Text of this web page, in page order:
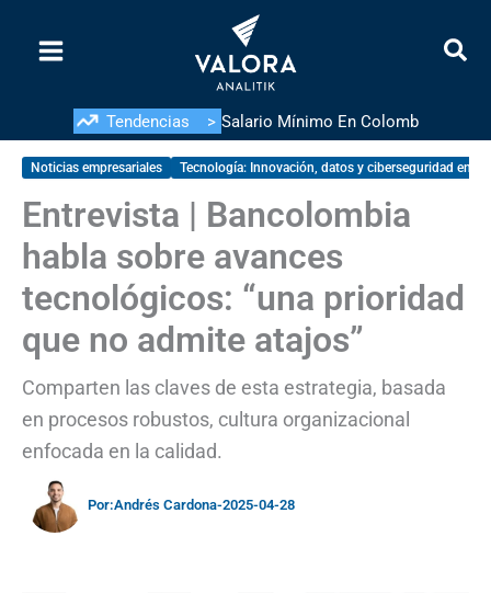
Tendencias > Salario Mínimo En Colombia Del
Noticias empresariales Tecnología: Innovación, datos y ciberseguridad en la
Entrevista | Bancolombia
habla sobre avances
tecnológicos: “una prioridad
que no admite atajos”
Comparten las claves de esta estrategia, basada
en procesos robustos, cultura organizacional
enfocada en la calidad.
Por:Andrés Cardona-2025-04-28